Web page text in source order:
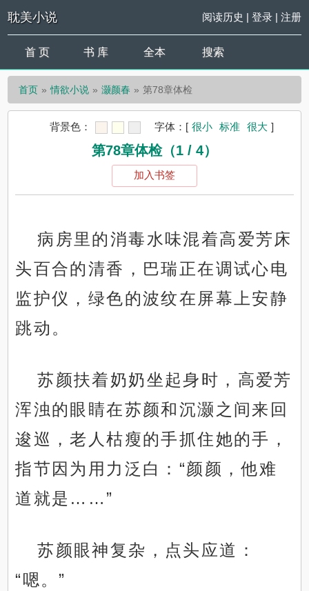
耽美小说 阅读历史 | 登录| 注册
首 页 书 库 全本 搜索
首页 情欲小说 灏颜春 第78章体检
背景色： 字体： [ 很小 标准 很大 ]
第78章体检（1 / 4）
加入书签
病房里的消毒水味混着高爱芳床
头百合的清香，巴瑞正在调试心电
监护仪，绿色的波纹在屏幕上安静
跳动。
苏颜扶着奶奶坐起身时，高爱芳
浑浊的眼睛在苏颜和沉灏之间来回
逡巡，老人枯瘦的手抓住她的手，
指节因为用力泛白：“颜颜，他难
道就是……”
苏颜眼神复杂，点头应道：
“嗯。”